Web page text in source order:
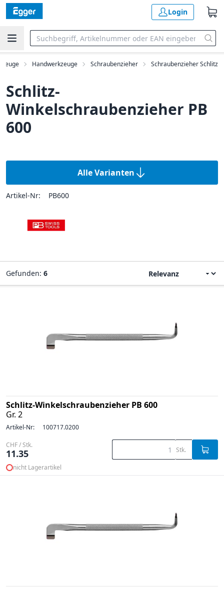
Login
Handwerkzeuge Schraubenzieher Schraubenzieher Schlitz
Schlitz-
Winkelschraubenzieher PB
600
Alle Varianten
Artikel-Nr: PB600
Gefunden: 6
Schlitz-Winkelschraubenzieher PB 600
Gr. 2
Artikel-Nr: 100717.0200
CHF / Stk.
11.35 Stk.
nicht Lagerartikel